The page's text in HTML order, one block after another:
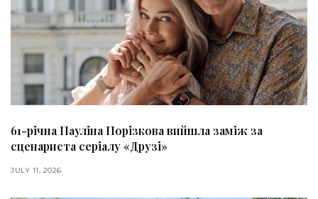
61-річна Пауліна Порізкова вийшла заміж за
сценариста серіалу «Друзі»
JULY 11, 2026